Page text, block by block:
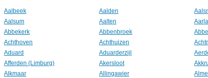
Aalbeek Aalden
Aalsum
Aalten
Abbekerk
Abbenbroek
Achthoven
Achthuizen
Aduard
Aduarderzijl
Afferden (Limburg)
Akersloot
Alkmaar
Allingawier